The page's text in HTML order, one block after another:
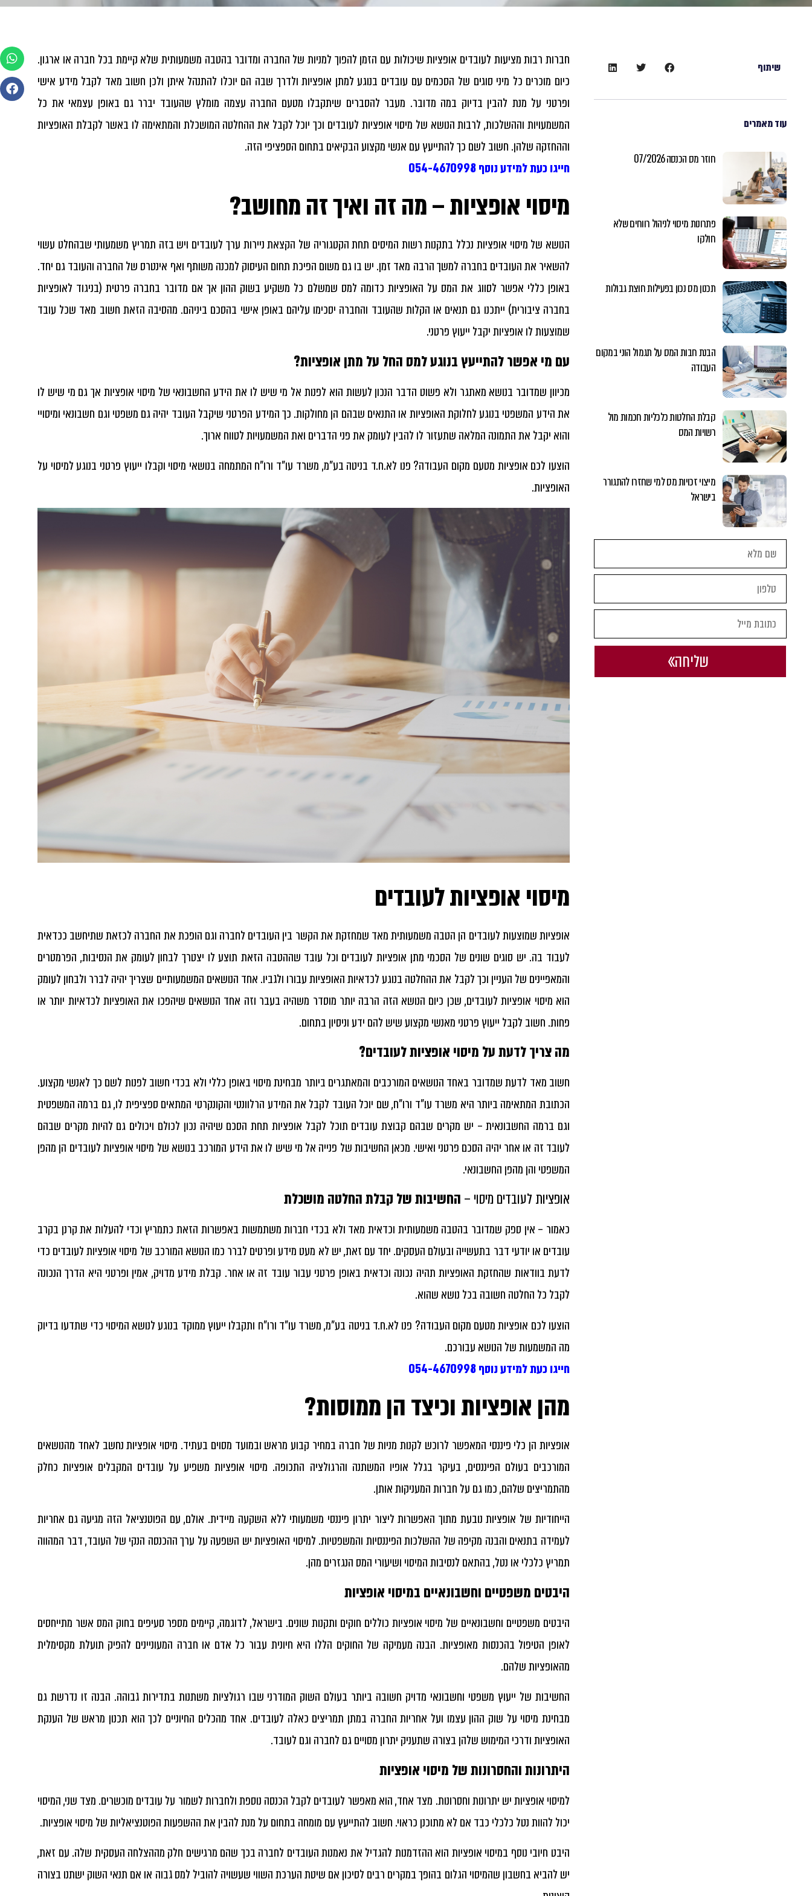
שיתוף
עוד מאמרים
חוזר מס הכנסה 07/2026
פתרונות מיסוי לניהול רווחים שלא
חולקו
תכנון מס נכון בפעילות חוצת גבולות
הבנת חבות המס על תגמול הוני במקום
העבודה
קבלת החלטות כלכליות חכמות מול
רשויות המס
מיצוי זכויות מס למי שחזרו להתגורר
בישראל
שליחה
חברות רבות מציעות לעובדים אופציות שיכולות עם הזמן להפוך למניות של החברה ומדובר בהטבה משמעותית שלא קיימת בכל חברה או ארגון.
כיום מוכרים כל מיני סוגים של הסכמים עם עובדים בנוגע למתן אופציות ולדרך שבה הם יוכלו להתנהל איתן ולכן חשוב מאד לקבל מידע אישי
ופרטני על מנת להבין בדיוק במה מדובר. מעבר להסברים שיתקבלו מטעם החברה עצמה מומלץ שהעובד יברר גם באופן עצמאי את כל
המשמעויות וההשלכות, לרבות הנושא של מיסוי אופציותלעובדים וכך יוכל לקבל את ההחלטה המושכלת והמתאימה לו באשר לקבלת האופציות
וההחזקה שלהן. חשוב לשם כך להתייעץ עם אנשי מקצוע הבקיאים בתחום הספציפי הזה.
חייגו כעת למידע נוסף 054-4670998
מיסוי אופציות – מה זה ואיך זה מחושב?
הנושא של מיסוי אופציות נכלל בתקנות רשות המיסים תחת הקטגוריה של הקצאת ניירות ערך לעובדים ויש בזה תמריץ משמעותי שבהחלט עשוי
להשאיר את העובדים בחברה למשך הרבה מאד זמן. יש בו גם משום הפיכת תחום העיסוק למכנה משותף ואף אינטרס של החברה והעובד גם יחד.
באופן כללי אפשר לסווג את המס על האופציות כדומה למס שמשלם כל משקיע בשוק ההון אך אם מדובר בחברה פרטית (בניגוד לאופציות
בחברה ציבורית) ייתכנו גם תנאים או הקלות שהעובד והחברה יסכימו עליהם באופן אישי בהסכם ביניהם. מהסיבה הזאת חשוב מאד שכל עובד
שמוצעות לו אופציות יקבל ייעוץ פרטני.
עם מי אפשר להתייעץ בנוגע למס החל על מתן אופציות?
מכיוון שמדובר בנושא מאתגר ולא פשוט הדבר הנכון לעשות הוא לפנות אל מי שיש לו את הידע החשבונאי של מיסוי אופציות אך גם מי שיש לו
את הידע המשפטי בנוגע לחלוקת האופציות או התנאים שבהם הן מחולקות. כך המידע הפרטני שיקבל העובד יהיה גם משפטי וגם חשבונאי ומיסויי
והוא יקבל את התמונה המלאה שתעזור לו להבין לעומק את פני הדברים ואת המשמעויות לטווח ארוך.
הוצעו לכם אופציות מטעם מקום העבודה? פנו לא.ח.ד בניטה בע"מ, משרד עו"ד ורו"ח המתמחה בנושאי מיסוי וקבלו ייעוץ פרטני בנוגע למיסוי על
האופציות.
מיסוי אופציות לעובדים
אופציות שמוצעות לעובדים הן הטבה משמעותית מאד שמחזקת את הקשר בין העובדים לחברה וגם הופכת את החברה לכזאת שתיחשב ככדאית
לעבוד בה. יש סוגים שונים של הסכמי מתן אופציות לעובדים וכל עובד שההטבה הזאת תוצע לו יצטרך לבחון לעומק את הנסיבות, הפרמטרים
והמאפיינים של העניין וכך לקבל את ההחלטה בנוגע לכדאיות האופציות עבורו ולגביו. אחד הנושאים המשמעותיים שצריך יהיה לברר ולבחון לעומק
הוא מיסוי אופציות לעובדים, שכן כיום הנושא הזה הרבה יותר מוסדר משהיה בעבר וזה אחד הנושאים שיהפכו את האופציות לכדאיות יותר או
פחות. חשוב לקבל ייעוץ פרטני מאנשי מקצוע שיש להם ידע וניסיון בתחום.
מה צריך לדעת על מיסוי אופציות לעובדים?
חשוב מאד לדעת שמדובר באחד הנושאים המורכבים והמאתגרים ביותר מבחינת מיסוי באופן כללי ולא בכדי חשוב לפנות לשם כך לאנשי מקצוע.
הכתובת המתאימה ביותר היא משרד עו"ד ורו"ח, שם יוכל העובד לקבל את המידע הרלוונטי והקונקרטי המתאים ספציפית לו, גם ברמה המשפטית
וגם ברמה החשבונאית – יש מקרים שבהם קבוצת עובדים תוכל לקבל אופציות תחת הסכם שיהיה נכון לכולם ויכולים גם להיות מקרים שבהם
לעובד זה או אחר יהיה הסכם פרטני ואישי. מכאן החשיבות של פנייה אל מי שיש לו את הידע המורכב בנושא של מיסוי אופציות לעובדים הן מהפן
המשפטי והן מהפן החשבונאי.
אופציות לעובדים מיסוי – החשיבות של קבלת החלטה מושכלת
כאמור – אין ספק שמדובר בהטבה משמעותית וכדאית מאד ולא בכדי חברות משתמשות באפשרות הזאת כתמריץ וכדי להעלות את קרנן בקרב
עובדים או יודעי דבר בתעשייה ובעולם העסקים. יחד עם זאת, יש לא מעט מידע ופרטים לברר כמו הנושא המורכב של מיסוי אופציות לעובדים כדי
לדעת בוודאות שהחזקת האופציות תהיה נכונה וכדאית באופן פרטני עבור עובד זה או אחר. קבלת מידע מדויק, אמין ופרטני היא הדרך הנכונה
לקבל כל החלטה חשובה בכל נושא שהוא.
הוצעו לכם אופציות מטעם מקום העבודה? פנו לא.ח.ד בניטה בע"מ, משרד עו"ד ורו"ח ותקבלו ייעוץ ממוקד בנוגע לנושא המיסוי כדי שתדעו בדיוק
מה המשמעות של הנושא עבורכם.
חייגו כעת למידע נוסף 054-4670998
מהן אופציות וכיצד הן ממוסות?
אופציות הן כלי פיננסי המאפשר לרוכש לקנות מניות של חברה במחיר קבוע מראש ובמועד מסוים בעתיד. מיסוי אופציות נחשב לאחד מהנושאים
המורכבים בעולם הפיננסים, בעיקר בגלל אופיו המשתנה והרגולציה התכופה. מיסוי אופציות משפיע על עובדים המקבלים אופציות כחלק
מהתמריצים שלהם, כמו גם על חברות המעניקות אותן.
הייחודיות של אופציות נובעת מתוך האפשרות ליצור יתרון פיננסי משמעותי ללא השקעה מיידית. אולם, עם הפוטנציאל הזה מגיעה גם אחריות
לעמידה בתנאים והבנה מקיפה של ההשלכות הפיננסיות והמשפטיות. למיסוי האופציות יש השפעה על ערך ההכנסה הנקי של העובד, דבר המהווה
תמריץ כלכלי או נטל, בהתאם לנסיבות המיסוי ושיעורי המס הנגזרים מהן.
היבטים משפטיים וחשבונאיים במיסוי אופציות
היבטים משפטיים וחשבונאיים של מיסוי אופציות כוללים חוקים ותקנות שונים. בישראל, לדוגמה, קיימים מספר סעיפים בחוק המס אשר מתייחסים
לאופן הטיפול בהכנסות מאופציות. הבנה מעמיקה של החוקים הללו היא חיונית עבור כל אדם או חברה המעוניינים להפיק תועלת מקסימלית
מהאופציות שלהם.
החשיבות של ייעוץ משפטי וחשבונאי מדויק חשובה ביותר בעולם השוק המודרני שבו רגולציות משתנות בתדירות גבוהה. הבנה זו נדרשת גם
מבחינת מיסוי על שוק ההון עצמו ועל אחריות החברה במתן תמריצים כאלה לעובדים. אחד מהכלים החיוניים לכך הוא תכנון מראש של הענקת
האופציות ודרכי המימוש שלהן בצורה שתעניק יתרון מסויים גם לחברה וגם לעובד.
היתרונות והחסרונות של מיסוי אופציות
למיסוי אופציותיש יתרונות וחסרונות. מצד אחד, הוא מאפשר לעובדים לקבל הכנסה נוספת ולחברות לשמור על עובדים מוכשרים. מצד שני, המיסוי
יכול להוות נטל כלכלי כבד אם לא מתוכנן כראוי. חשוב להתייעץ עם מומחה בתחום על מנת להבין את ההשפעות הפוטנציאליות של מיסוי אופציות.
היבט חיובי נוסף במיסוי אופציות הוא ההזדמנות להגדיל את נאמנות העובדים לחברה בכך שהם מרגישים חלק מההצלחה העסקית שלה. עם זאת,
יש להביא בחשבון שהמיסוי הגלום בהופך במקרים רבים לסיכון אם שיטת הערכת השווי שעשויה להוביל למס גבוה או אם תנאי השוק ישתנו בצורה